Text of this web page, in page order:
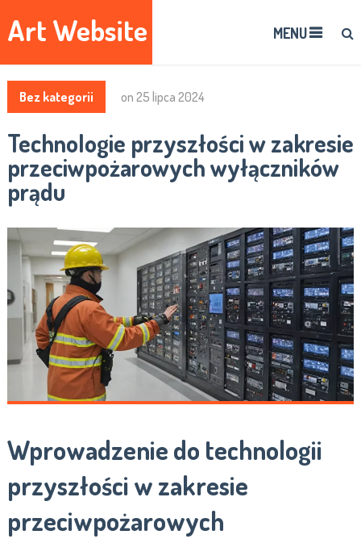
Art Website MENU
Bez kategorii on 25 lipca 2024
Technologie przyszłości w zakresie
przeciwpożarowych wyłączników
prądu
Wprowadzenie do technologii
przyszłości w zakresie
przeciwpożarowych